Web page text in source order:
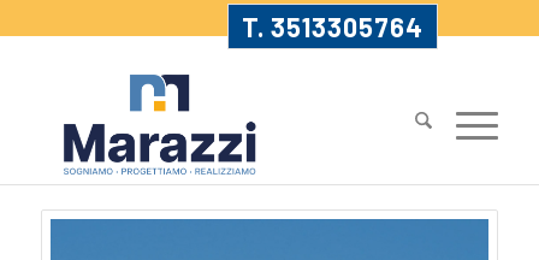
T. 3513305764